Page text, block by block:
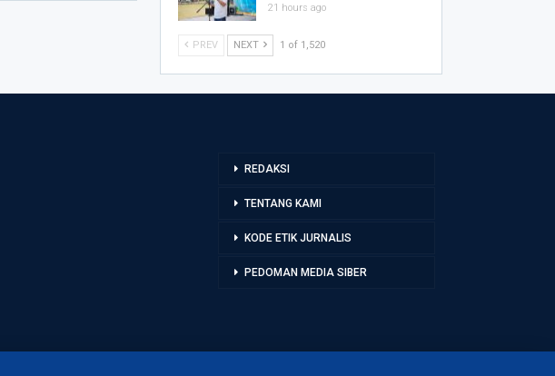
21 hours ago
PREV NEXT 1 of 1,520
REDAKSI
TENTANG KAMI
KODE ETIK JURNALIS
PEDOMAN MEDIA SIBER